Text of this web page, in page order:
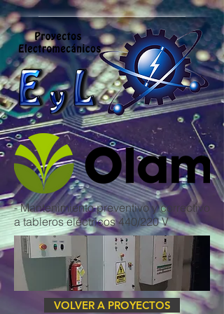
- Mantenimiento preventivo y correctivo
a tableros eléctricos 440/220 V
VOLVER A PROYECTOS